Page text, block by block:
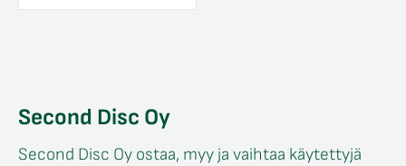
Second Disc Oy
Second Disc Oy ostaa, myy ja vaihtaa käytettyjä
sulje
sulje